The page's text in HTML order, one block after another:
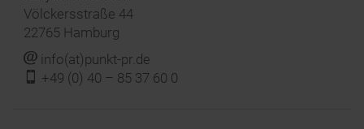
Völckersstraße 44
22765 Hamburg
j info(at)punkt-pr.de
f +49 (0) 40 – 85 37 60 0